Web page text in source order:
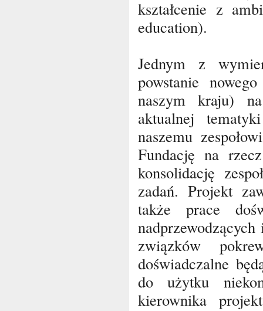
kształcenie z
education).
Jednym z
powstanie
naszym kraju)
aktualnej
naszemu
Fundację na
konsolidację
zadań. Projekt
także prace
związków
doświadczalne
do użytku
kierownika